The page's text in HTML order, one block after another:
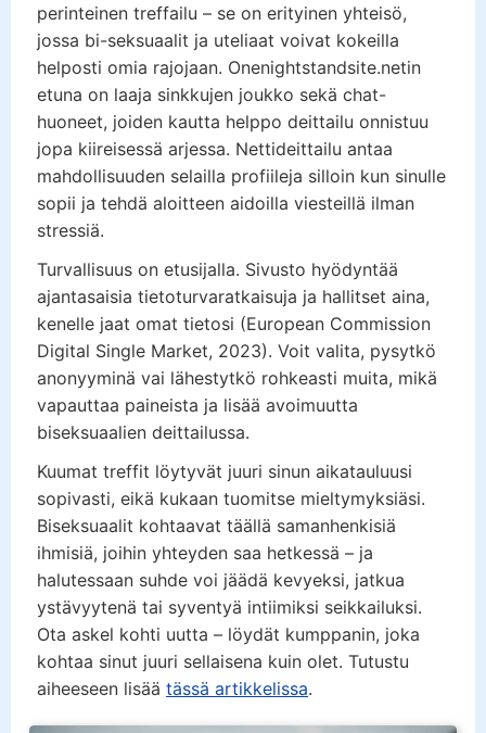
perinteinen treffailu – se on erityinen yhteisö,
jossa bi-seksuaalit ja uteliaat voivat kokeilla
helposti omia rajojaan. Onenightstandsite.netin
etuna on laaja sinkkujen joukko sekä chat-
huoneet, joiden kautta helppo deittailu onnistuu
jopa kiireisessä arjessa. Nettideittailu antaa
mahdollisuuden selailla profiileja silloin kun sinulle
sopii ja tehdä aloitteen aidoilla viesteillä ilman
stressiä.
Turvallisuus on etusijalla. Sivusto hyödyntää
ajantasaisia tietoturvaratkaisuja ja hallitset aina,
kenelle jaat omat tietosi (European Commission
Digital Single Market, 2023). Voit valita, pysytkö
anonyyminä vai lähestytkö rohkeasti muita, mikä
vapauttaa paineista ja lisää avoimuutta
biseksuaalien deittailussa.
Kuumat treffit löytyvät juuri sinun aikatauluusi
sopivasti, eikä kukaan tuomitse mieltymyksiäsi.
Biseksuaalit kohtaavat täällä samanhenkisiä
ihmisiä, joihin yhteyden saa hetkessä – ja
halutessaan suhde voi jäädä kevyeksi, jatkua
ystävyytenä tai syventyä intiimiksi seikkailuksi.
Ota askel kohti uutta – löydät kumppanin, joka
kohtaa sinut juuri sellaisena kuin olet. Tutustu
aiheeseen lisää tässä artikkelissa.